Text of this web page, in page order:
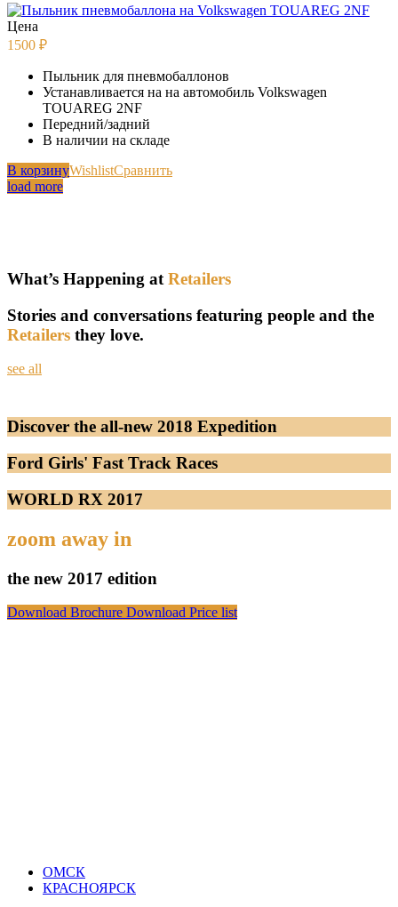
Цена
1500 ₽
Пыльник для пневмобаллонов
Устанавливается на на автомобиль Volkswagen
TOUAREG 2NF
Передний/задний
В наличии на складе
В корзинуWishlistСравнить
load more
What’s Happening at Retailers
Stories and conversations featuring people and the
Retailers they love.
see all
Discover the all-new 2018 Expedition
Ford Girls' Fast Track Races
WORLD RX 2017
zoom away in
the new 2017 edition
Download Brochure Download Price list
ОМСК
КРАСНОЯРСК